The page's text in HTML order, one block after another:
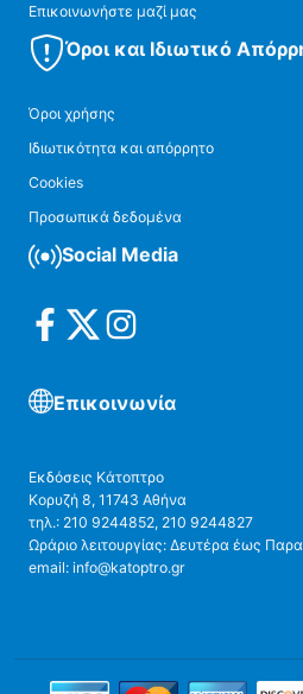
Επικοινωνήστε μαζί μας
Όροι και Ιδιωτικό
Όροι χρήσης
Ιδιωτικότητα και απόρρητο
Cookies
Προσωπικά δεδομένα
Social Media
Επικοινωνία
Εκδόσεις Κάτοπτρο
Κορυζή 8, 11743 Αθήνα
τηλ.: 210 9244852, 210 9244827
Ωράριο λειτουργίας: Δευτέρα έως
email: info@katoptro.gr